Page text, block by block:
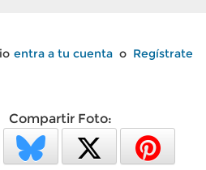
entra a tu cuenta o Regístrate
Compartir Foto: